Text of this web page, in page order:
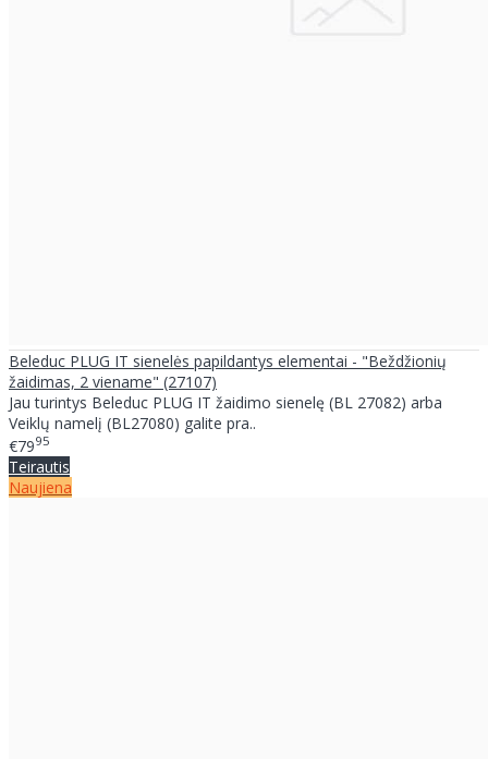
Beleduc PLUG IT sienelės papildantys elementai - "Beždžionių
žaidimas, 2 viename" (27107)
Jau turintys Beleduc PLUG IT žaidimo sienelę (BL 27082) arba
Veiklų namelį (BL27080) galite pra..
€7995
Teirautis
Naujiena